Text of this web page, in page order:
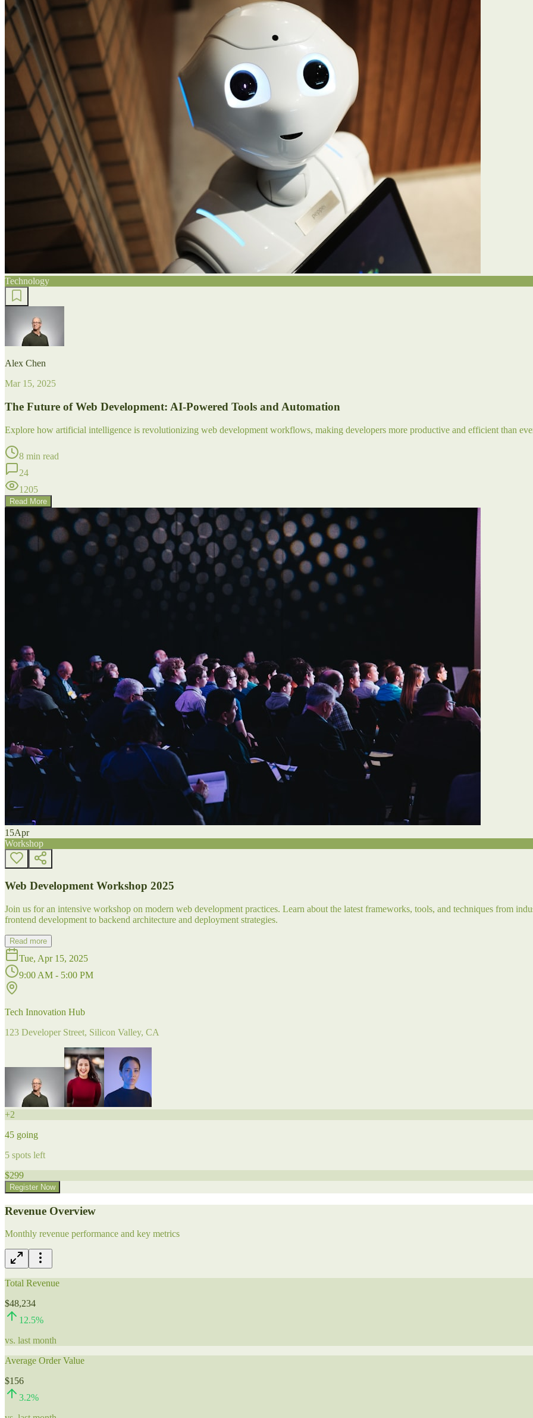
Technology
Alex Chen
Mar 15, 2025
The Future of Web Development: AI-Powered Tools and Automation
Explore how artificial intelligence is revolutionizing web development workflows, making developers more productive and efficient than
8 min read
24
1205
Read More
15Apr
Workshop
Web Development Workshop 2025
Join us for an intensive workshop on modern web development practices. Learn about the latest frameworks, tools, and techniques from
frontend development to backend architecture and deployment strategies.
Read more
Tue, Apr 15, 2025
9:00 AM - 5:00 PM
Tech Innovation Hub
123 Developer Street, Silicon Valley, CA
+2
45 going
5 spots left
$299
Register Now
Revenue Overview
Monthly revenue performance and key metrics
Total Revenue
$48,234
12.5%
vs. last month
Average Order Value
$156
3.2%